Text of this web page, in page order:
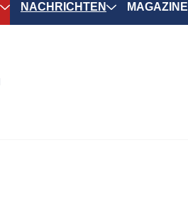
NACHRICHTEN MAGAZINE